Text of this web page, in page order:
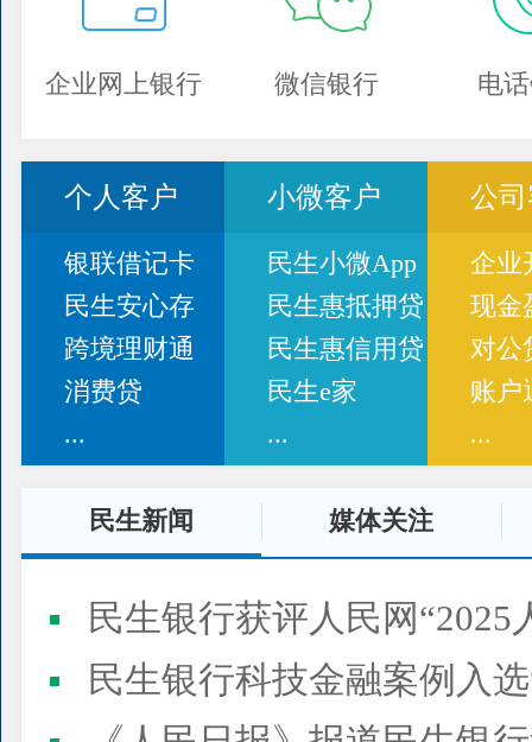
企业网上银行 微信银行 电
个人客户
银联借记卡
民生安心存
跨境理财通
消费贷
...
小微客户
民生小微App
民生惠抵押贷
民生惠信用贷
民生e家
...
公
企业
现金
对公
账户
...
民生新闻 媒体关注
民生银行获评人民网“2025
民生银行科技金融案例入选“2025人民